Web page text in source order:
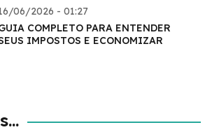
06/2026 - 01:27
COMPLETO PARA ENTENDER
IMPOSTOS E ECONOMIZAR